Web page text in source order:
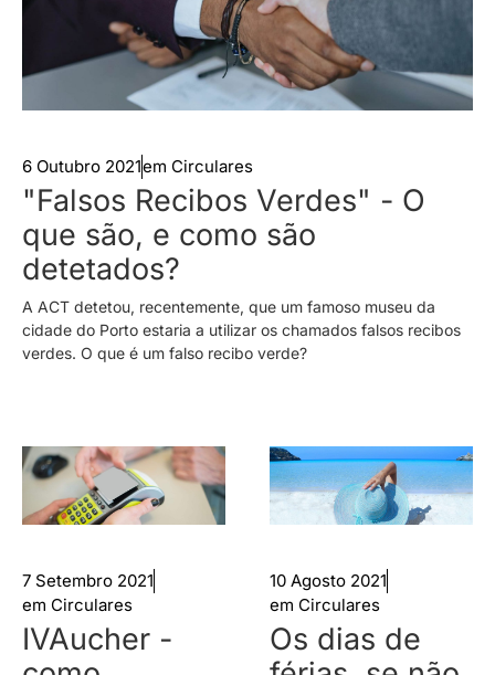
6 Outubro 2021em Circulares
"Falsos Recibos Verdes" - O
que são, e como são
detetados?
A ACT detetou, recentemente, que um famoso museu da
cidade do Porto estaria a utilizar os chamados falsos recibos
verdes. O que é um falso recibo verde?
7 Setembro 2021
em Circulares
IVAucher -
10 Agosto 2021
em Circulares
Os dias de